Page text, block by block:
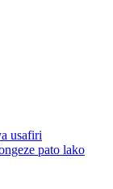
usafiri
pato lako